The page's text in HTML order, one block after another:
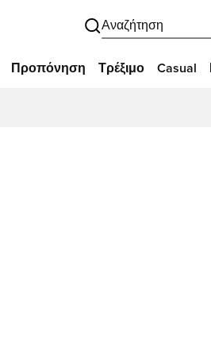
Αναζήτηση
Προπόνηση Τρέξιμο Casual